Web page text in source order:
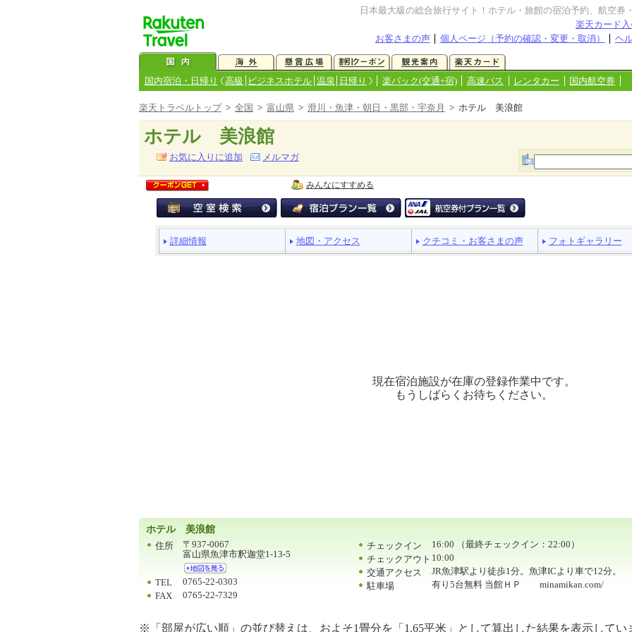
日本最大級の総合旅行サイト！ホテル・旅館の宿泊予約、航空
楽天カード
お客さまの声
個人ページ（予約の確認・変更・取消） ヘ
国内宿泊・日帰り 高級 ビジネスホテル 温泉 日帰り 楽パック(交通+宿) 高速バス レンタカー 国内航空券
楽天トラベルトップ> 全国 > 富山県 > 滑川・魚津・朝日・黒部・宇奈月 > ホテル 美浪館
ホテル 美浪館
お気に入りに追加 メルマガ
みんなにすすめる
ペ
ー 詳細情報 地図・アクセス クチコミ・お客さまの声 フォトギャラリー
現在宿泊施設が在庫の登録作業中です。
もうしばらくお待ちください。
ホテル 美浪館
住所
〒937-0067
富山県魚津市釈迦堂1-13-5
TEL
0765-22-0303
FAX
0765-22-7329
チェックイン
16:00 （最終チェックイン：22:00）
チェックアウト 10:00
交通アクセス
JR魚津駅より徒歩1分。魚津ICより車で12分。
駐車場
有り5台無料 当館ＨＰ minamikan.com/
※「部屋が広い順」の並び替えは、およそ1畳分を「1.65平米」として算出した結果を表示してい